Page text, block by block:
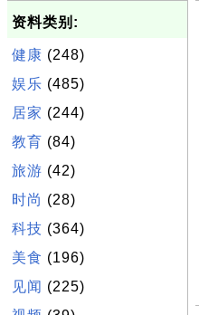
资料类别:
健康 (248)
娱乐 (485)
居家 (244)
教育 (84)
旅游 (42)
时尚 (28)
科技 (364)
美食 (196)
见闻 (225)